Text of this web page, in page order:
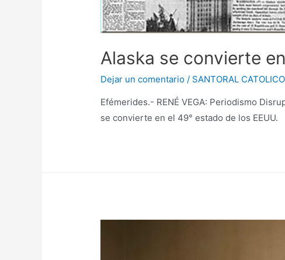
Alaska se convierte
Dejar un comentario / SANTORAL CATOLICO
Efémerides.- RENÉ VEGA: Periodismo
se convierte en el 49° estado de los EEUU.